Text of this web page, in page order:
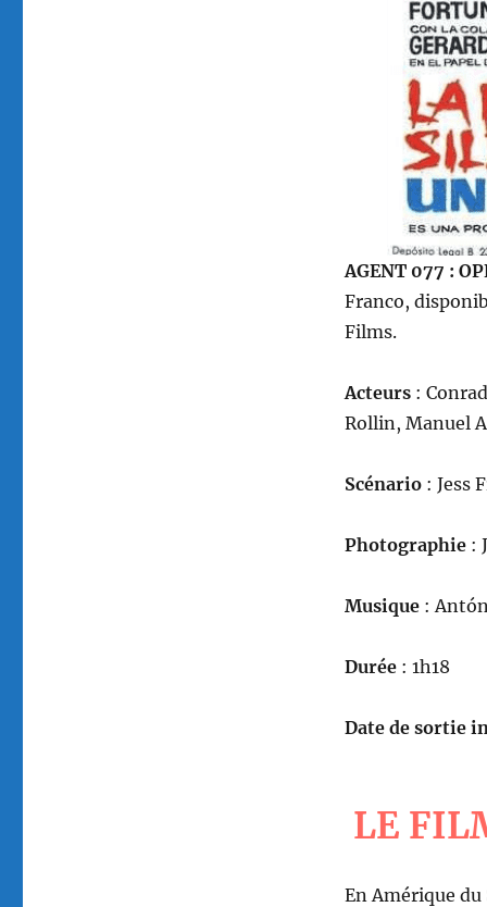
AGENT 077 :
Franco,
Films.
Acteurs:
Rollin, Manuel
Scénario: Jess
Photographie:
Musique :
Durée: 1h18
Date de sortie
LE
En Amérique